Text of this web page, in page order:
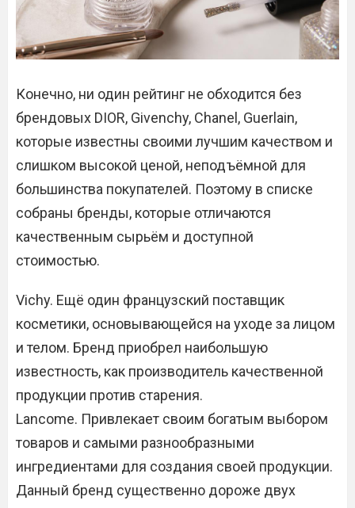
Конечно, ни один рейтинг не обходится без
брендовых DIOR, Givenchy, Chanel, Guerlain,
которые известны своими лучшим качеством и
слишком высокой ценой, неподъёмной для
большинства покупателей. Поэтому в списке
собраны бренды, которые отличаются
качественным сырьём и доступной
стоимостью.
Vichy. Ещё один французский поставщик
косметики, основывающейся на уходе за лицом
и телом. Бренд приобрел наибольшую
известность, как производитель качественной
продукции против старения.
Lancome. Привлекает своим богатым выбором
товаров и самыми разнообразными
ингредиентами для создания своей продукции.
Данный бренд существенно дороже двух